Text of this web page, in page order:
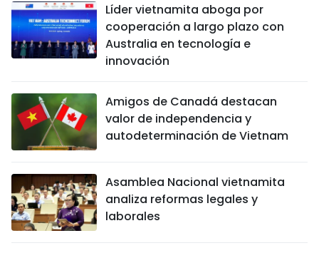
Líder vietnamita aboga por
cooperación a largo plazo con
Australia en tecnología e
innovación
Amigos de Canadá destacan
valor de independencia y
autodeterminación de Vietnam
Asamblea Nacional vietnamita
analiza reformas legales y
laborales